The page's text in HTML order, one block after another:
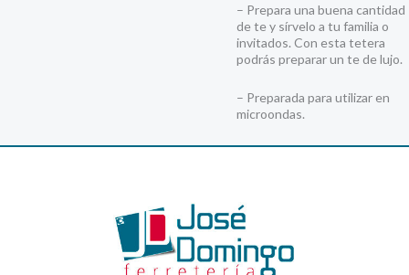
– Prepara una buena cantidad
de te y sírvelo a tu familia o
invitados. Con esta tetera
podrás preparar un te de lujo.
– Preparada para utilizar en
microondas.